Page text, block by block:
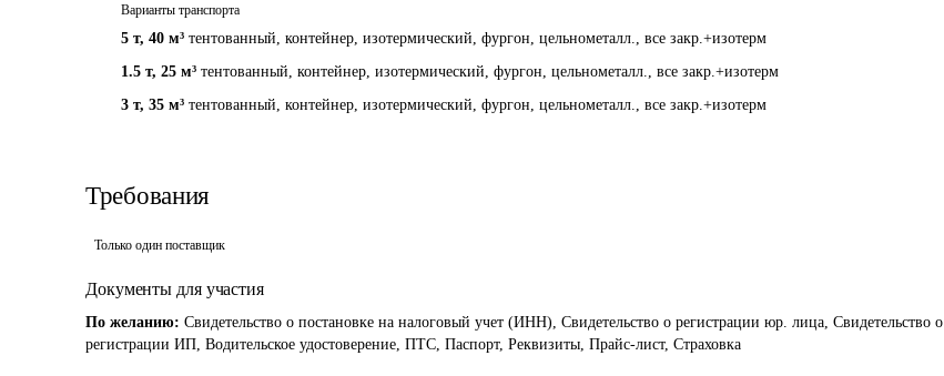
Варианты транспорта
5 т, 40 м³ тентованный, контейнер, изотермический, фургон, цельнометалл., все закр.+изотерм
1.5 т, 25 м³ тентованный, контейнер, изотермический, фургон, цельнометалл., все закр.+изотерм
3 т, 35 м³ тентованный, контейнер, изотермический, фургон, цельнометалл., все закр.+изотерм
Требования
Только один поставщик
Документы для участия
По желанию: Свидетельство о постановке на налоговый учет (ИНН), Свидетельство о регистрации юр. лица, Свидетельство о
регистрации ИП, Водительское удостоверение, ПТС, Паспорт, Реквизиты, Прайс-лист, Страховка